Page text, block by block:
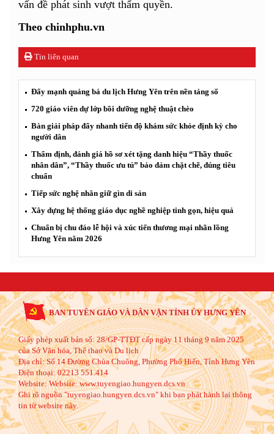
vấn đề phát sinh vượt thẩm quyền.
Theo chinhphu.vn
Tin liên quan
Đẩy mạnh quảng bá du lịch Hưng Yên trên nền tảng số
720 giáo viên dự lớp bồi dưỡng nghệ thuật chèo
Bàn giải pháp đẩy nhanh tiến độ khám sức khỏe định kỳ cho
người dân
Thẩm định, đánh giá hồ sơ xét tặng danh hiệu “Thầy thuốc
nhân dân”, “Thầy thuốc ưu tú” bảo đảm chặt chẽ, đúng tiêu
chuẩn
Tiếp sức nghệ nhân giữ gìn di sản
Xây dựng hệ thống giáo dục nghề nghiệp tinh gọn, hiệu quả
Chuẩn bị chu đáo lễ hội và xúc tiến thương mại nhãn lồng
Hưng Yên năm 2026
BAN TUYÊN GIÁO VÀ DÂN VẬN TỈNH ỦY HƯNG YÊN
Giấy phép xuất bản số: 28/GP-TTĐT cấp ngày 11 tháng 9 năm 2025
của Sở Văn hóa, Thể thao và Du lịch
Địa chỉ:Số 14 Đường Chùa Chuông, Phường Phố Hiến, Tỉnh Hưng Yên
Điện thoại:02213 551.414
Website:Website: www.tuyengiao.hungyen.dcs.vn
Ghi rõ nguồn "tuyengiao.hungyen.dcs.vn" khi bạn phát hành lại thông
tin từ website này.